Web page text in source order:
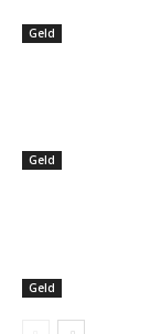
Geld
Geld
Geld